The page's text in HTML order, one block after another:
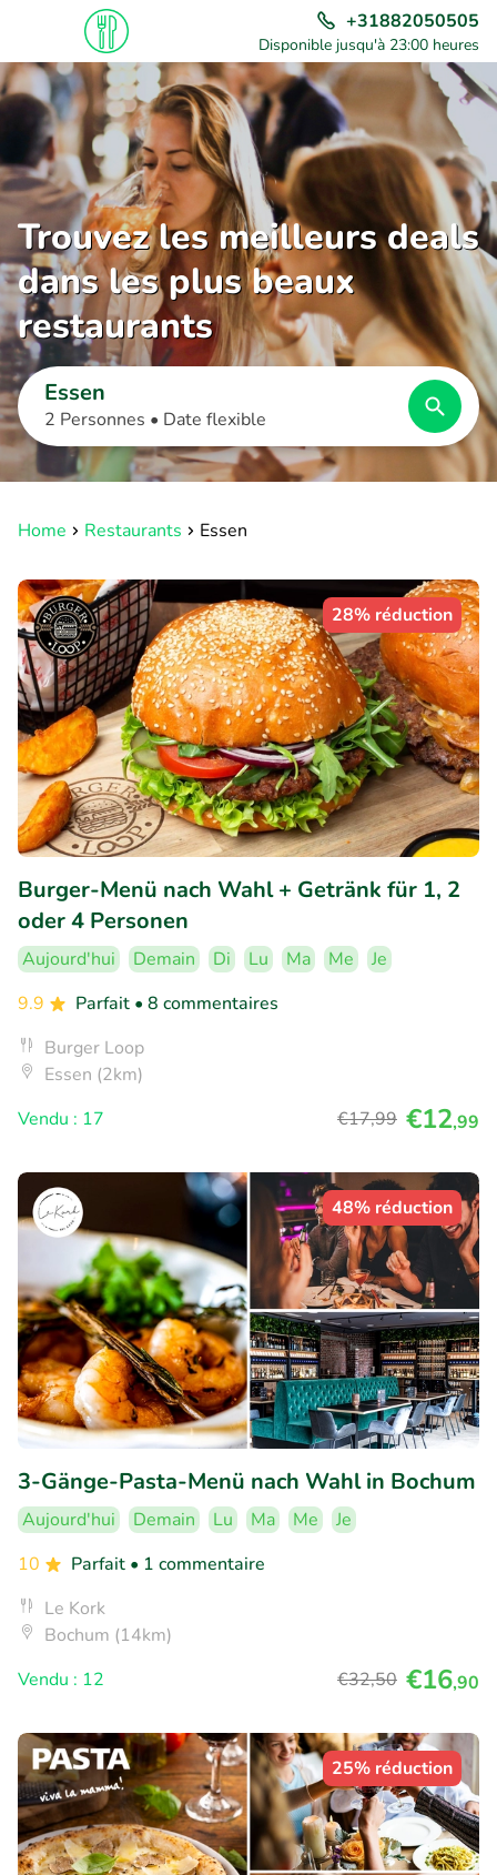
+31882050505
Disponible jusqu'à 23:00 heures
Trouvez les meilleurs deals
dans les plus beaux
restaurants
Essen
2 Personnes • Date flexible
Home Restaurants Essen
28% réduction
Burger-Menü nach Wahl + Getränk für 1, 2
oder 4 Personen
Aujourd'hui Demain Di Lu Ma Me
Je
9.9
Parfait • 8 commentaires
Burger Loop
Essen (2km)
Vendu : 17
€17,99 €12,99
48% réduction
3-Gänge-Pasta-Menü nach Wahl in Bochum
Aujourd'hui Demain Lu Ma Me
Je
10
Parfait • 1 commentaire
Le Kork
Bochum (14km)
Vendu : 12
€32,50 €16,90
25% réduction